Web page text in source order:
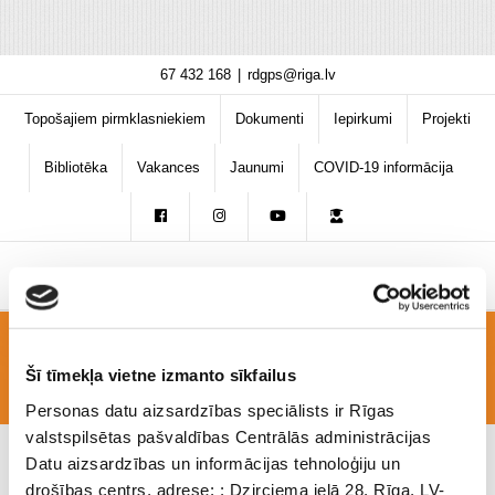
Šī tīmekļa vietne izmanto sīkfailus
Personas datu aizsardzības speciālists ir Rīgas
valstspilsētas pašvaldības Centrālās administrācijas
Datu aizsardzības un informācijas tehnoloģiju un
drošības centrs, adrese: : Dzirciema ielā 28, Rīga, LV-
content
67 432 168 rdgps@riga.lv
Topošajiem pirmklasniekiem Dokumenti Iepirkumi Projekti
Bibliotēka Vakances Jaunumi COVID-19 informācija
Still0901_00016